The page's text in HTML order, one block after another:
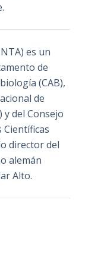
es un
de
(CAB),
de
y del Consejo
director del
alemán
Alto.